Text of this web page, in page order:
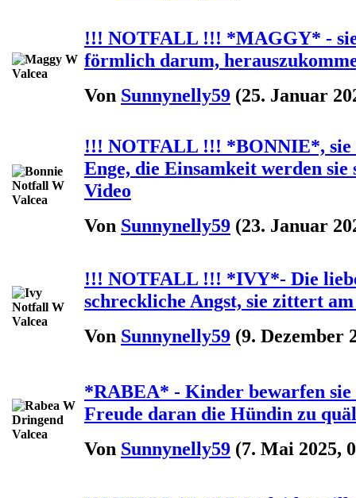
!!! NOTFALL !!! *MAGGY* -
förmlich darum,
Von Sunnynelly59 (25. Januar
!!! NOTFALL !!! *BONNIE*, sie
Enge, die Einsamkeit werden
Video
Von Sunnynelly59 (23. Januar
!!! NOTFALL !!! *IVY*- Die
schreckliche Angst, sie zittert
Von Sunnynelly59 (9. Dezember
*RABEA* - Kinder bewarfen sie
Freude daran die Hündin zu
Von Sunnynelly59 (7. Mai 2025,